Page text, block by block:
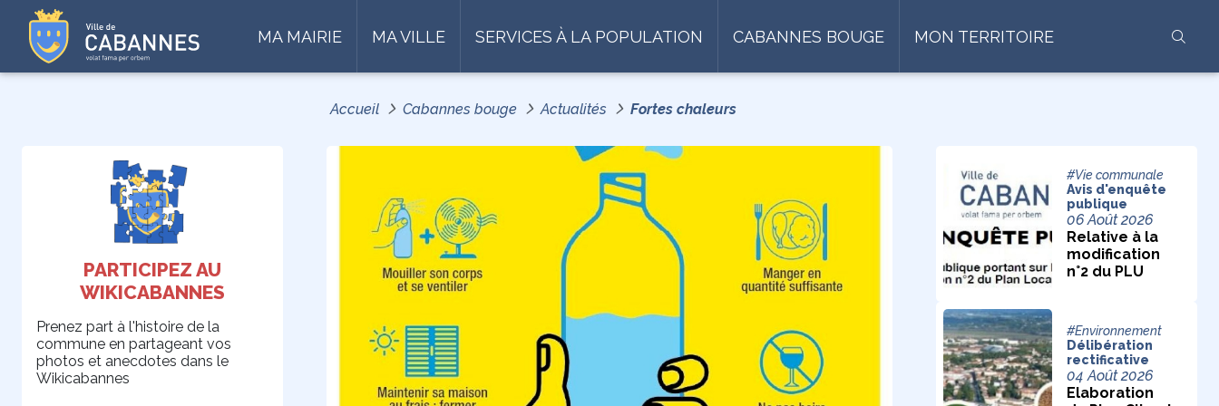
MA MAIRIE MA VILLE SERVICES À LA POPULATION CABANNES BOUGE MON TERRITOIRE
Accueil Cabannes bouge Actualités Fortes chaleurs
PARTICIPEZ AU
WIKICABANNES
Prenez part à l'histoire de la
commune en partageant vos
photos et anecdotes dans le
Wikicabannes
#Vie communale
Avis d'enquête
publique
06 Août 2026
Relative à la
modification
n°2 du PLU
#Environnement
Délibération
rectificative
04 Août 2026
Elaboration